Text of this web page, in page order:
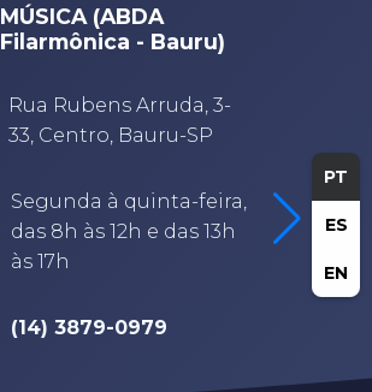
PT
ES
EN
MÚSICA (ABDA
Filarmônica - Bauru)
Rua Rubens Arruda, 3-
33, Centro, Bauru-SP
Segunda à quinta-feira,
das 8h às 12h e das 13h
às 17h
(14) 3879-0979